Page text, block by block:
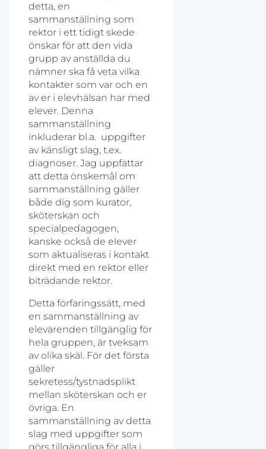
detta, en
sammanställning som
rektor i ett tidigt skede
önskar för att den vida
grupp av anställda du
nämner ska få veta vilka
kontakter som var och en
av er i elevhälsan har med
elever. Denna
sammanställning
inkluderar bl.a. uppgifter
av känsligt slag, t.ex.
diagnoser. Jag uppfattar
att detta önskemål om
sammanställning gäller
både dig som kurator,
sköterskan och
specialpedagogen,
kanske också de elever
som aktualiseras i kontakt
direkt med en rektor eller
biträdande rektor.
Detta förfaringssätt, med
en sammanställning av
elevärenden tillgänglig för
hela gruppen, är tveksam
av olika skäl. För det första
gäller
sekretess/tystnadsplikt
mellan sköterskan och er
övriga. En
sammanställning av detta
slag med uppgifter som